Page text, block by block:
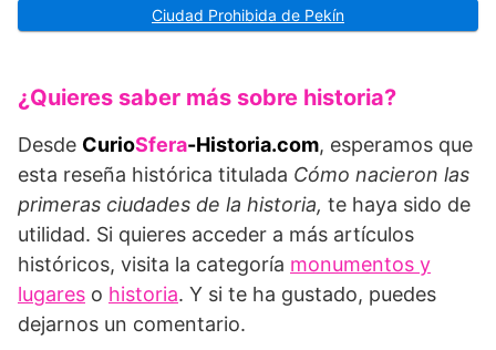
Ciudad Prohibida de Pekín
¿Quieres saber más sobre historia?
Desde CurioSfera-Historia.com, esperamos que
esta reseña histórica titulada Cómo nacieron las
primeras ciudades de la historia, te haya sido de
utilidad. Si quieres acceder a más artículos
históricos, visita la categoría monumentos y
lugares o historia. Y si te ha gustado, puedes
dejarnos un comentario.